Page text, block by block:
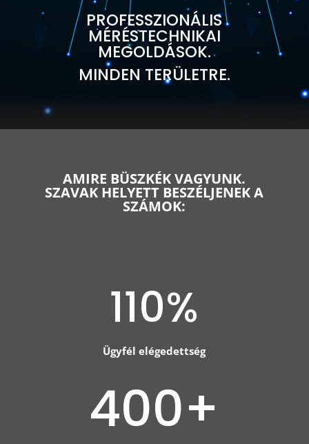
PROFESSZIONÁLIS
MÉRÉSTECHNIKAI
MEGOLDÁSOK.
MINDEN TERÜLETRE.
AMIRE BÜSZKÉK VAGYUNK.
SZAVAK HELYETT BESZÉLJENEK A
SZÁMOK:
110%
Ügyfél elégedettség
400+